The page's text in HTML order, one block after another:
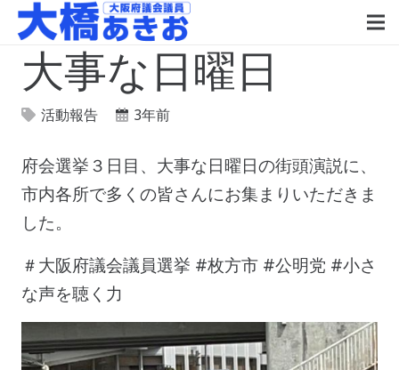
大事な日曜日
活動報告 3年前
府会選挙３日目、大事な日曜日の街頭演説に、
市内各所で多くの皆さんにお集まりいただきま
した。
＃大阪府議会議員選挙 #枚方市 #公明党 #小さ
な声を聴く力